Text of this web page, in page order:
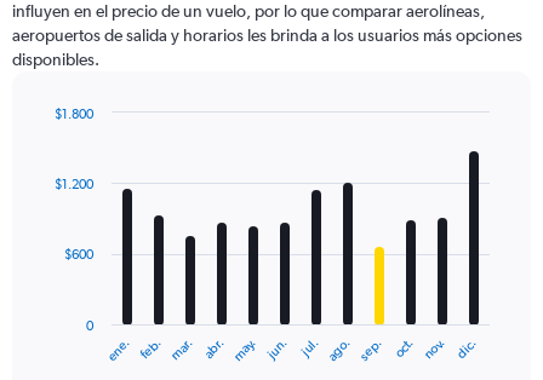
1
Y
axis
values.
to
influyen en el precio de un vuelo, por lo que comparar aerolíneas,
aeropuertos de salida y horarios les brinda a los usuarios más opciones
disponibles.
with
12
The
ene. feb. mar. abr. may. jun. jul. ago. sep. oct. nov. dic.
0
$600
$1.200
$1.800